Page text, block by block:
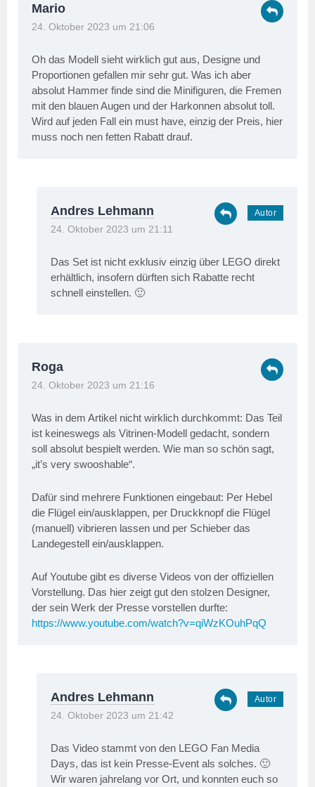
Mario
24. Oktober 2023 um 21:06
Oh das Modell sieht wirklich gut aus, Designe und
Proportionen gefallen mir sehr gut. Was ich aber
absolut Hammer finde sind die Minifiguren, die Fremen
mit den blauen Augen und der Harkonnen absolut toll.
Wird auf jeden Fall ein must have, einzig der Preis, hier
muss noch nen fetten Rabatt drauf.
Andres Lehmann
24. Oktober 2023 um 21:11
Das Set ist nicht exklusiv einzig über LEGO direkt
erhältlich, insofern dürften sich Rabatte recht
schnell einstellen. 🙂
Roga
24. Oktober 2023 um 21:16
Was in dem Artikel nicht wirklich durchkommt: Das Teil
ist keineswegs als Vitrinen-Modell gedacht, sondern
soll absolut bespielt werden. Wie man so schön sagt,
„it’s very swooshable“.
Dafür sind mehrere Funktionen eingebaut: Per Hebel
die Flügel ein/ausklappen, per Druckknopf die Flügel
(manuell) vibrieren lassen und per Schieber das
Landegestell ein/ausklappen.
Auf Youtube gibt es diverse Videos von der offiziellen
Vorstellung. Das hier zeigt gut den stolzen Designer,
der sein Werk der Presse vorstellen durfte:
https://www.youtube.com/watch?v=qiWzKOuhPqQ
Andres Lehmann
24. Oktober 2023 um 21:42
Das Video stammt von den LEGO Fan Media
Days, das ist kein Presse-Event als solches. 🙂
Wir waren jahrelang vor Ort, und konnten euch so